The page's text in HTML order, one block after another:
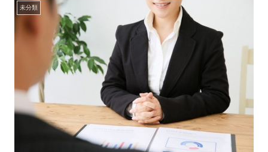
未分類